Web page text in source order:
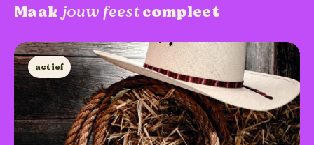
Maakjouw feestcompleet
actief